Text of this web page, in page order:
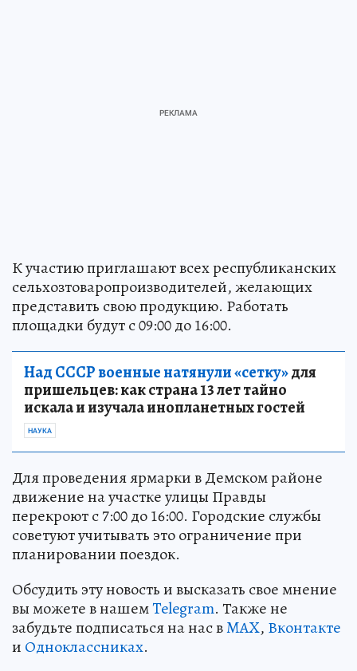
К участию приглашают всех республиканских
сельхозтоваропроизводителей, желающих
представить свою продукцию. Работать
площадки будут с 09:00 до 16:00.
Над СССР военные натянули «сетку»для
пришельцев: как страна 13 лет тайно
искала и изучала инопланетных гостей
НАУКА
Для проведения ярмарки в Демском районе
движение на участке улицы Правды
перекроют с 7:00 до 16:00. Городские службы
советуют учитывать это ограничение при
планировании поездок.
Обсудить эту новость и высказать свое мнение
вы можете в нашемTelegram. Также не
забудьте подписаться на нас вMAX, Вконтакте
и Одноклассниках.